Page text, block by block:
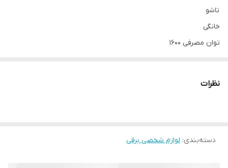
تاشو
خانگی
توان مصرفی ۱۶۰۰
نظرات
دسته‌بندی: لوازم شخصی برقی